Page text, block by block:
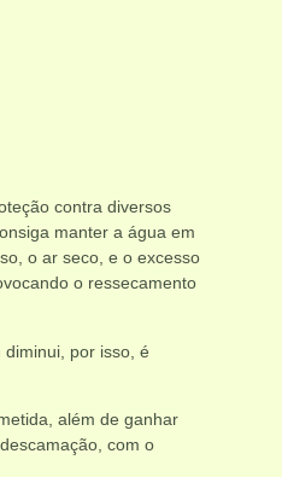
contra diversos
manter a água em
o ar seco, e o excesso
o ressecamento
por isso, é
além de ganhar
com o